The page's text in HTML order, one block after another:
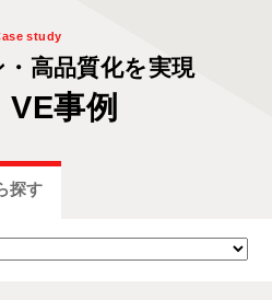
study
高品質化を実現
VE事例
探す